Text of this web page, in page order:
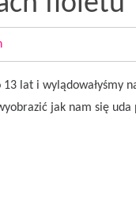
lat i wylądowałyśmy
jak nam się